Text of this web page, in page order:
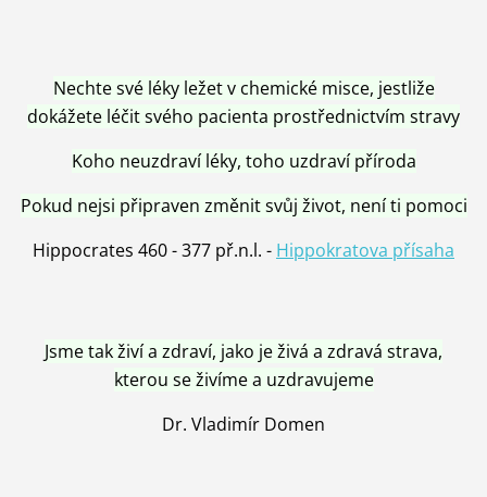
Nechte své léky ležet v chemické misce, jestliže
dokážete léčit svého pacienta prostřednictvím stravy
Koho neuzdraví léky, toho uzdraví příroda
Pokud nejsi připraven změnit svůj život, není ti pomoci
Hippocrates 460 - 377 př.n.l. - Hippokratova přísaha
Jsme tak živí a zdraví, jako je živá a zdravá strava,
kterou se živíme a uzdravujeme
Dr. Vladimír Domen